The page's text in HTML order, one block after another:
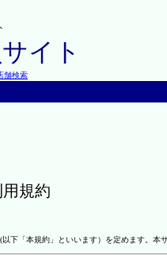
イト
舗検索
規約
「本規約」といいます）を定めます。本